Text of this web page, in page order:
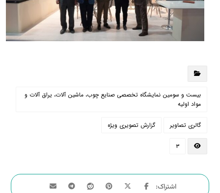
بیست و سومین نمایشگاه تخصصی صنایع چوب، ماشین آلات، یراق آلات و
مواد اولیه
گالری تصاویر گزارش تصویری ویژه
۳